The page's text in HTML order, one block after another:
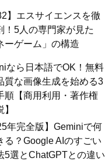
】エスサイエンスを徹
！5人の専門家が見た
ーゲーム」の構造
なら日本語でOK！無料
質な画像生成を始める3
順【商用利用・著作権
年完全版】Geminiで何
る？Google AIのすごい
5選とChatGPTとの違い